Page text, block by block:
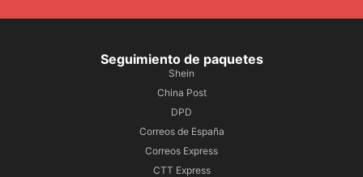
Seguimiento de paquetes
Shein
China Post
DPD
Correos de España
Correos Express
CTT Express